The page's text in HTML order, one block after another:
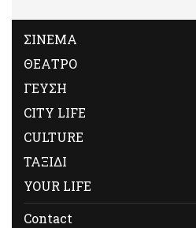
ΣΙΝΕΜΑ
ΘΕΑΤΡΟ
ΓΕΥΣΗ
CITY LIFE
CULTURE
ΤΑΞΙΔΙ
YOUR LIFE
Contact